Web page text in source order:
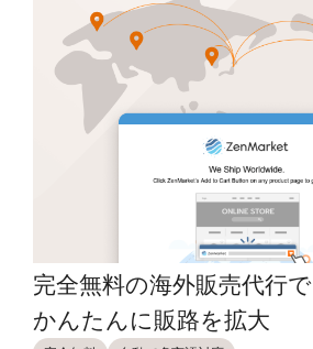
完全無料の海外販売代行で
かんたんに販路を拡大